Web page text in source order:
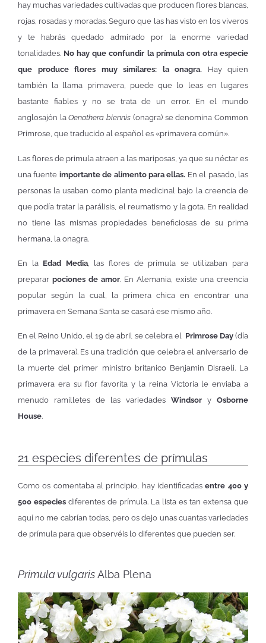
hay muchas variedades cultivadas que producen flores blancas,
rojas, rosadas y moradas. Seguro que las has visto en los viveros
y te habrás quedado admirado por la enorme variedad
tonalidades. No hay que confundir la prímula con otra especie
que produce flores muy similares: la onagra. Hay quien
también la llama primavera, puede que lo leas en lugares
bastante fiables y no se trata de un error. En el mundo
anglosajón laOenothera biennis (onagra) se denomina Common
Primrose, que traducido al español es «primavera común».
Las flores de primula atraen a las mariposas, ya que su néctar es
una fuente importante de alimento para ellas. En el pasado, las
personas la usaban como planta medicinal bajo la creencia de
que podía tratar la parálisis, el reumatismo y la gota. En realidad
no tiene las mismas propiedades beneficiosas de su prima
hermana, la onagra.
En la Edad Media, las flores de prímula se utilizaban para
preparar pociones de amor. En Alemania, existe una creencia
popular según la cual, la primera chica en encontrar una
primavera en Semana Santa se casará ese mismo año.
En el Reino Unido, el 19 de abril se celebra elPrimrose Day(día
de la primavera). Es una tradición que celebra el aniversario de
la muerte del primer ministro britanico Benjamin Disraeli. La
primavera era su flor favorita y la reina Victoria le enviaba a
menudo ramilletes de las variedades Windsor y Osborne
House.
21 especies diferentes de prímulas
Como os comentaba al principio, hay identificadasentre 400 y
500 especies diferentes de prímula. La lista es tan extensa que
aquí no me cabrían todas, pero os dejo unas cuantas variedades
de prímula para que observéis lo diferentes que pueden ser.
Primula vulgarisAlba Plena